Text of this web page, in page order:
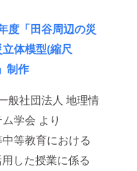
度「田谷周辺の災
体模型(縮尺
制作
般社団法人 地理情
学会 より
等教育における
した授業に係る